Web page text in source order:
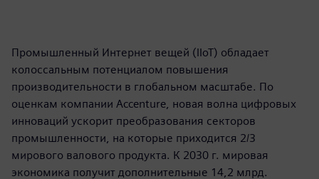
Промышленный Интернет вещей (IIoT) обладает
колоссальным потенциалом повышения
производительности в глобальном масштабе. По
оценкам компании Accenture, новая волна цифровых
инноваций ускорит преобразования секторов
промышленности, на которые приходится 2/3
мирового валового продукта. К 2030 г. мировая
экономика получит дополнительные 14,2 млрд.